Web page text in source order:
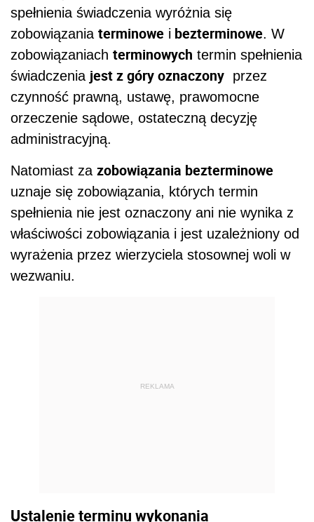
spełnienia świadczenia wyróżnia się
zobowiązania terminowe i bezterminowe. W
zobowiązaniach terminowych termin spełnienia
świadczenia jest z góry oznaczony przez
czynność prawną, ustawę, prawomocne
orzeczenie sądowe, ostateczną decyzję
administracyjną.
Natomiast za zobowiązania bezterminowe
uznaje się zobowiązania, których termin
spełnienia nie jest oznaczony ani nie wynika z
właściwości zobowiązania i jest uzależniony od
wyrażenia przez wierzyciela stosownej woli w
wezwaniu.
REKLAMA
Ustalenie terminu wykonania